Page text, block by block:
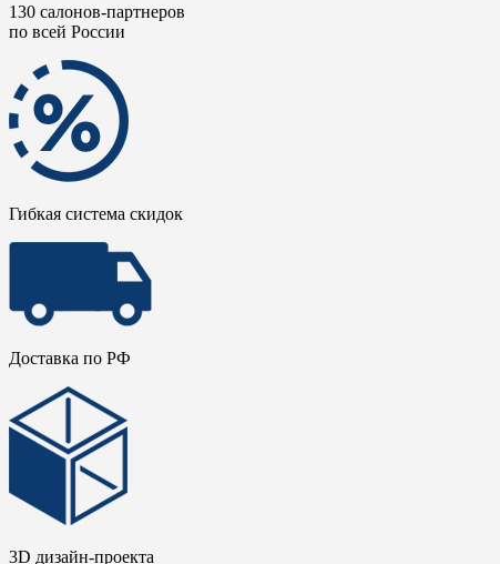
130 салонов-партнеров
по всей России
Гибкая система скидок
Доставка по РФ
3D дизайн-проекта